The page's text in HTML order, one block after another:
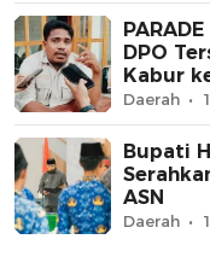
DPO
Kabur
Daerah
Bupati
ASN
Daerah